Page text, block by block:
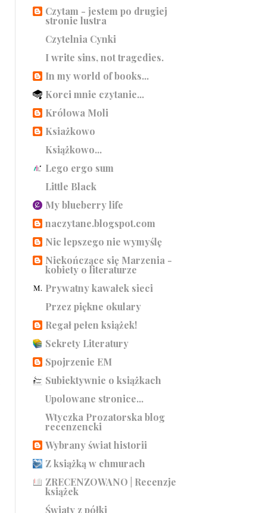
Czytam - jestem po drugiej
stronie lustra
Czytelnia Cynki
I write sins, not tragedies.
In my world of books...
Korci mnie czytanie...
Królowa Moli
Ksiażkowo
Książkowo...
Lego ergo sum
Little Black
My blueberry life
naczytane.blogspot.com
Nic lepszego nie wymyślę
Niekończące się Marzenia -
kobiety o literaturze
Prywatny kawałek sieci
Przez piękne okulary
Regał pełen książek!
Sekrety Literatury
Spojrzenie EM
Subiektywnie o książkach
Upolowane stronice...
Wtyczka Prozatorska blog
recenzencki
Wybrany świat historii
Z książką w chmurach
ZRECENZOWANO | Recenzje
książek
Światy z półki